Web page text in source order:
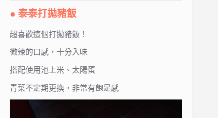
● 泰泰打拋豬飯
超喜歡這個打拋豬飯！
微辣的口感，十分入味
搭配使用池上米、太陽蛋
青菜不定期更換，非常有飽足感